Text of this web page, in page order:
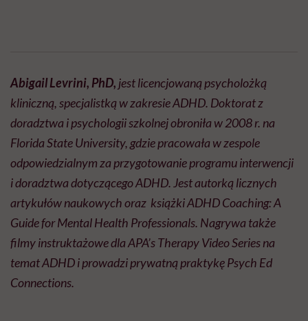
Abigail Levrini, PhD, jest licencjowaną psycholożką
kliniczną, specjalistką w zakresie ADHD. Doktorat z
doradztwa i psychologii szkolnej obroniła w 2008 r. na
Florida State University, gdzie pracowała w zespole
odpowiedzialnym za przygotowanie programu interwencji
i doradztwa dotyczącego ADHD. Jest autorką licznych
artykułów naukowych oraz książki ADHD Coaching: A
Guide for Mental Health Professionals. Nagrywa także
filmy instruktażowe dla APA’s Therapy Video Series na
temat ADHD i prowadzi prywatną praktykę Psych Ed
Connections.